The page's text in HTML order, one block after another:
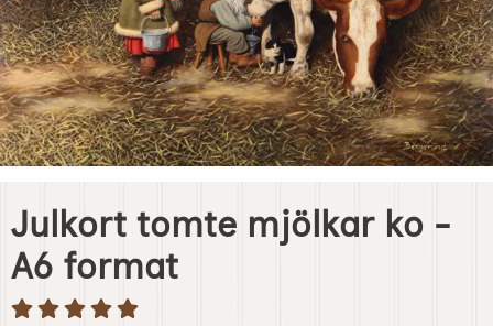
Julkort tomte mjölkar ko -
A6 format